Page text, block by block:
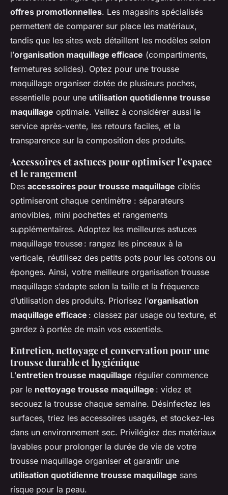
offres promotionnelles. Les magasins spécialisés
permettent de comparer sur place les matériaux,
tandis que les sites web détaillent les modèles selon
l’organisation maquillage efficace (compartiments,
fermetures solides). Optez pour une trousse
maquillage organiser dotée de plusieurs poches,
essentielle pour une utilisation quotidienne trousse
maquillage optimale. Veillez à considérer aussi le
service après-vente, les retours faciles, et la
transparence sur la composition des produits.
Accessoires et astuces pour optimiser l’espace
et le rangement
Des accessoires pour trousse maquillage ciblés
optimiseront chaque centimètre : séparateurs
amovibles, mini pochettes et rangements
supplémentaires. Adoptez les meilleures astuces
maquillage trousse : rangez les pinceaux à la
verticale, réutilisez des petits pots pour les cotons ou
éponges. Ainsi, votre meilleure organisation trousse
maquillage s’adapte selon la taille et la fréquence
d’utilisation des produits. Priorisez l’organisation
maquillage efficace : classez par usage ou texture, et
gardez à portée de main vos essentiels.
Entretien, nettoyage et conservation pour une
trousse durable et hygiénique
L’entretien trousse maquillage régulier commence
par le nettoyage trousse maquillage : videz et
secouez la trousse chaque semaine. Désinfectez les
surfaces, triez les accessoires usagés, et stockez-les
dans un environnement sec. Privilégiez des matériaux
lavables pour prolonger la durée de vie de votre
trousse maquillage organiser et garantir une
utilisation quotidienne trousse maquillage sans
risque pour la peau.